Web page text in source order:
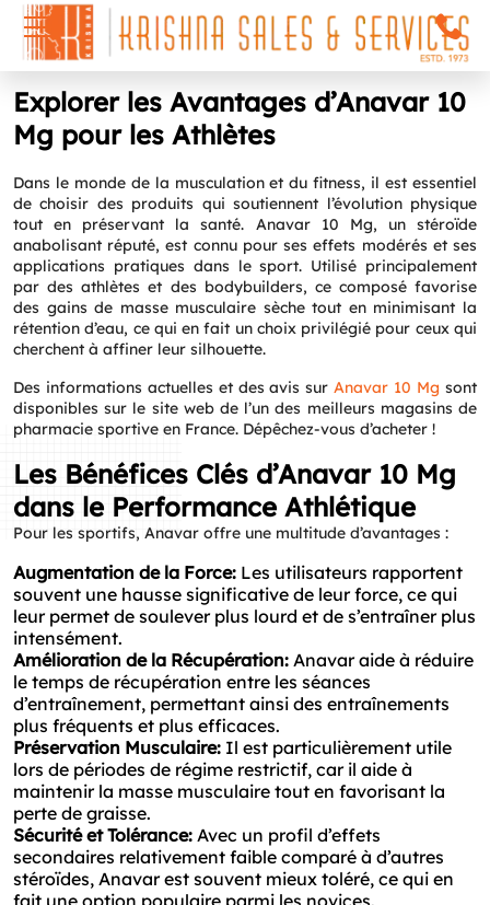
Explorer les Avantages d’Anavar 10
Mg pour les Athlètes
Dans le monde de la musculation et du fitness, il est essentiel
de choisir des produits qui soutiennent l’évolution physique
tout en préservant la santé. Anavar 10 Mg, un stéroïde
anabolisant réputé, est connu pour ses effets modérés et ses
applications pratiques dans le sport. Utilisé principalement
par des athlètes et des bodybuilders, ce composé favorise
des gains de masse musculaire sèche tout en minimisant la
rétention d’eau, ce qui en fait un choix privilégié pour ceux qui
cherchent à affiner leur silhouette.
Des informations actuelles et des avis surAnavar 10 Mg sont
disponibles sur le site web de l’un des meilleurs magasins de
pharmacie sportive en France. Dépêchez-vous d’acheter !
Les Bénéfices Clés d’Anavar 10 Mg
dans le Performance Athlétique
Pour les sportifs, Anavar offre une multitude d’avantages :
Augmentation de la Force: Les utilisateurs rapportent
souvent une hausse significative de leur force, ce qui
leur permet de soulever plus lourd et de s’entraîner plus
intensément.
Amélioration de la Récupération: Anavar aide à réduire
le temps de récupération entre les séances
d’entraînement, permettant ainsi des entraînements
plus fréquents et plus efficaces.
Préservation Musculaire: Il est particulièrement utile
lors de périodes de régime restrictif, car il aide à
maintenir la masse musculaire tout en favorisant la
perte de graisse.
Sécurité et Tolérance: Avec un profil d’effets
secondaires relativement faible comparé à d’autres
stéroïdes, Anavar est souvent mieux toléré, ce qui en
fait une option populaire parmi les novices.